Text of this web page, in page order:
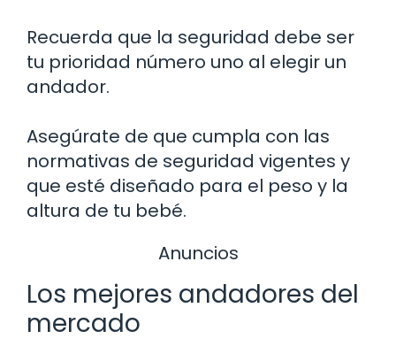
Recuerda que la seguridad debe ser
tu prioridad número uno al elegir un
andador.
Asegúrate de que cumpla con las
normativas de seguridad vigentes y
que esté diseñado para el peso y la
altura de tu bebé.
Anuncios
Los mejores andadores del
mercado